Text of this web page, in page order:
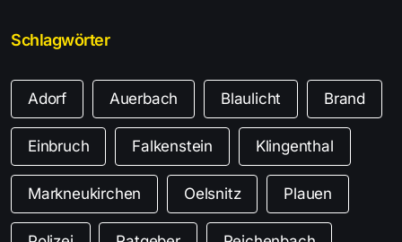
Schlagwörter
Adorf Auerbach Blaulicht Brand
Einbruch Falkenstein Klingenthal
Markneukirchen Oelsnitz Plauen